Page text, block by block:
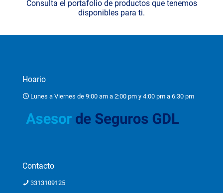
Consulta el portafolio de productos que tenemos
disponibles para ti.
Hoario
Lunes a Viernes de 9:00 am a 2:00 pm y 4:00 pm a 6:30 pm
Contacto
3313109125